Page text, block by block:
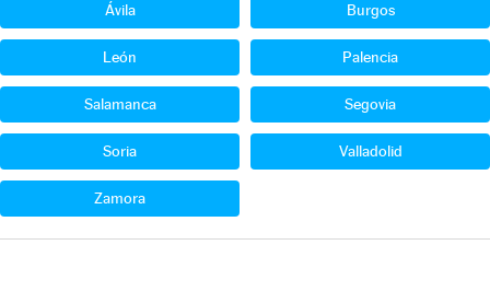
Ávila Burgos
León Palencia
Salamanca Segovia
Soria Valladolid
Zamora